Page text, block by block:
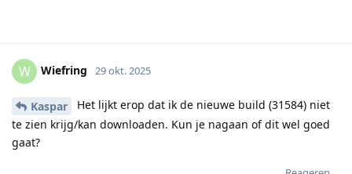
W Wiefring 29 okt. 2025
Kaspar
Het lijkt erop dat ik de nieuwe build (31584) niet
te zien krijg/kan downloaden. Kun je nagaan of dit wel goed
gaat?